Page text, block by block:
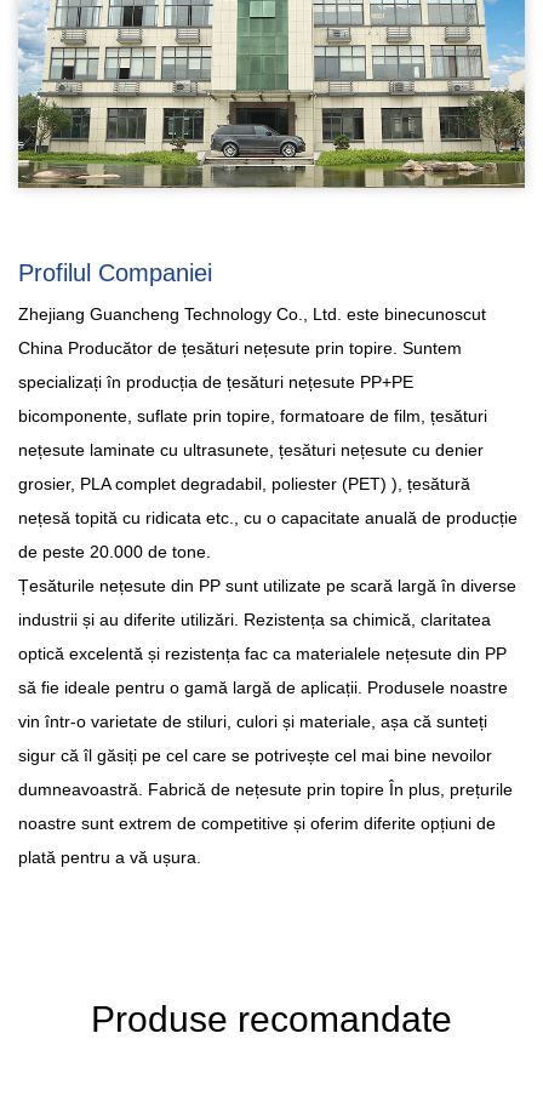
Profilul Companiei
Zhejiang Guancheng Technology Co., Ltd. este binecunoscut
China Producător de țesături nețesute prin topire. Suntem
specializați în producția de țesături nețesute PP+PE
bicomponente, suflate prin topire, formatoare de film, țesături
nețesute laminate cu ultrasunete, țesături nețesute cu denier
grosier, PLA complet degradabil, poliester (PET) ), țesătură
nețesă topită cu ridicata etc., cu o capacitate anuală de producție
de peste 20.000 de tone.
Țesăturile nețesute din PP sunt utilizate pe scară largă în diverse
industrii și au diferite utilizări. Rezistența sa chimică, claritatea
optică excelentă și rezistența fac ca materialele nețesute din PP
să fie ideale pentru o gamă largă de aplicații. Produsele noastre
vin într-o varietate de stiluri, culori și materiale, așa că sunteți
sigur că îl găsiți pe cel care se potrivește cel mai bine nevoilor
dumneavoastră. Fabrică de nețesute prin topire În plus, prețurile
noastre sunt extrem de competitive și oferim diferite opțiuni de
plată pentru a vă ușura.
Produse recomandate